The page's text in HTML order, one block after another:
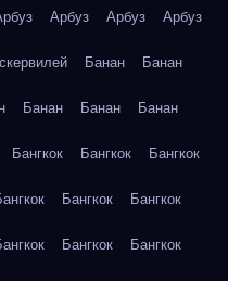
Арбуз Арбуз Арбуз
Банан Банан
Банан Банан Банан
Бангкок Бангкок Бангкок
Бангкок Бангкок
Бангкок Бангкок